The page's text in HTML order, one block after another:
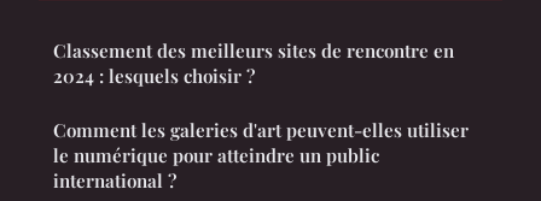
Classement des meilleurs sites de rencontre en
2024 : lesquels choisir ?
Comment les galeries d'art peuvent-elles utiliser
le numérique pour atteindre un public
international ?